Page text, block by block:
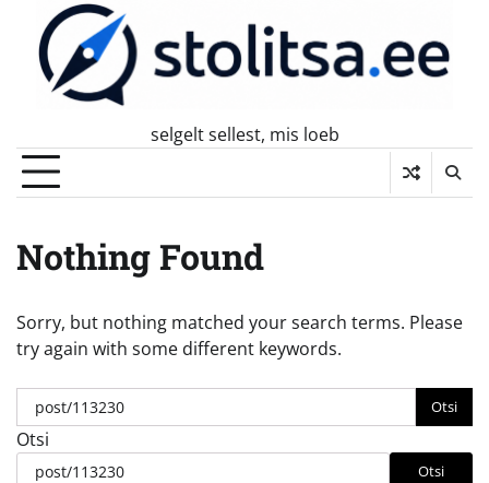
content
selgelt sellest, mis loeb
Nothing Found
Sorry, but nothing matched your search terms. Please
try again with some different keywords.
Otsi:
Otsi
Otsi